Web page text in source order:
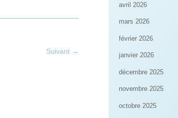
Suivant →
avril 2026
mars 2026
février 2026
janvier 2026
décembre 2025
novembre 2025
octobre 2025